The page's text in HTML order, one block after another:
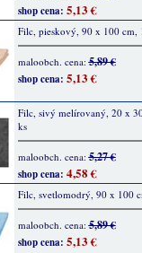
shop cena: 5,13 €
Filc, pieskový, 90 x 100 cm,
maloobch. cena:5,89 €
shop cena: 5,13 €
Filc, sivý melírovaný, 20 x
ks
maloobch. cena:5,27 €
shop cena: 4,58 €
Filc, svetlomodrý, 90 x 100
maloobch. cena:5,89 €
shop cena: 5,13 €